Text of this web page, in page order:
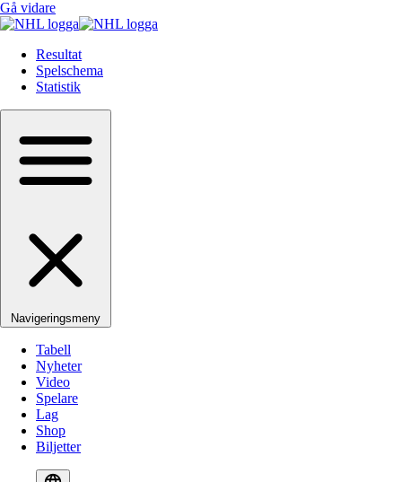
Gå vidare
Resultat
Spelschema
Statistik
Navigeringsmeny
Tabell
Nyheter
Video
Spelare
Lag
Shop
Biljetter